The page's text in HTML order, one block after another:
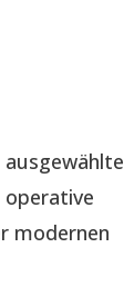
operative
modernen